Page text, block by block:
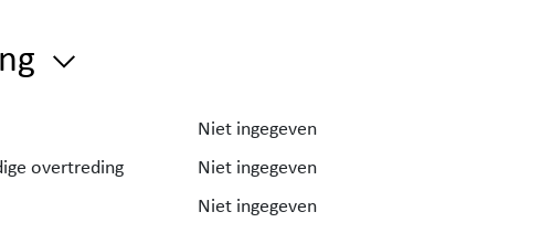
Niet ingegeven
overtreding
Niet ingegeven
Niet ingegeven